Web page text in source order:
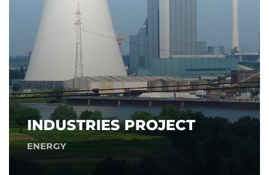
INDUSTRIES PROJECT
ENERGY